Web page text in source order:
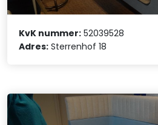
KvK nummer: 52039528
Adres: Sterrenhof 18